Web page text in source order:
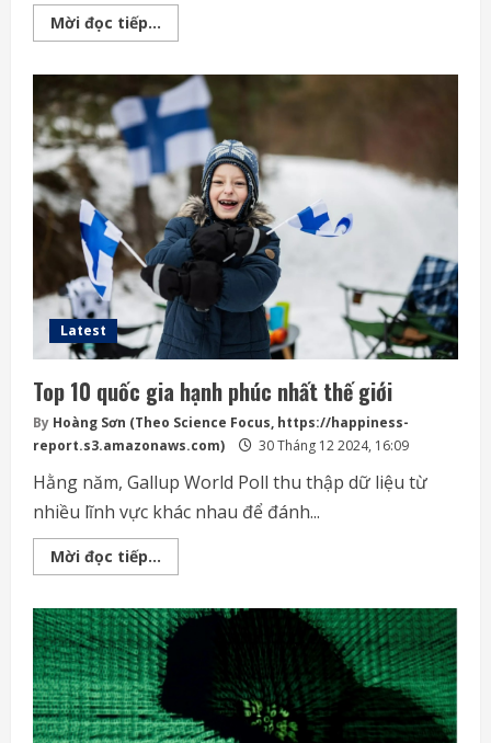
Mời đọc tiếp...
Quốc
Lý
Trường
Thành
năng
lượng
mặt
trời
Latest
Top 10 quốc gia hạnh phúc nhất thế giới
By Hoàng Sơn (Theo Science Focus, https://happiness-
report.s3.amazonaws.com)
30 Tháng 12 2024, 16:09
Hằng năm, Gallup World Poll thu thập dữ liệu từ
nhiều lĩnh vực khác nhau để đánh...
Mời đọc tiếp...
10
hạnh
phúc
nhất
thế
giới